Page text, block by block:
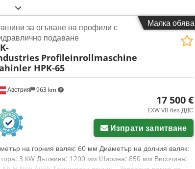
Малка обява
Австрия 963 km
за огъване на профили с
подаване
Profileinrollmaschine
HPK-65
17 500 €
EXW VB без ДДС
Изпрати запитване
на горния валяк: 60 мм Диаметър на долния валяк:
3 kW Дължина: 1200 мм Ширина: 850 мм Височина: